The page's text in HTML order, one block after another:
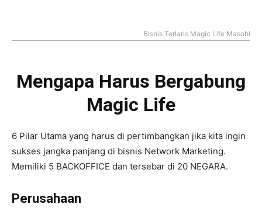
Bisnis Terlaris Magic Life Masohi
Mengapa Harus Bergabung
Magic Life
6 Pilar Utama yang harus di pertimbangkan jika kita ingin
sukses jangka panjang di bisnis Network Marketing.
Memiliki 5 BACKOFFICE dan tersebar di 20 NEGARA.
Perusahaan